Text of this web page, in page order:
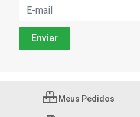
Meus Pedidos